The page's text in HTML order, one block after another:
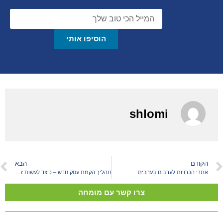
הוסיפו אותי
shlomi
הקודם
אתרי הכרויות לערבים בערבית
הבא
צרו קשר עם מומחה